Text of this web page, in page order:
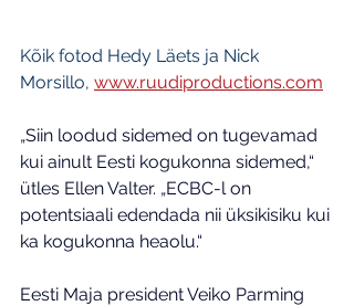
Kõik fotod Hedy Läets ja Nick
Morsillo, www.ruudiproductions.com
„Siin loodud sidemed on tugevamad
kui ainult Eesti kogukonna sidemed,“
ütles Ellen Valter. „ECBC-l on
potentsiaali edendada nii üksikisiku kui
ka kogukonna heaolu.“
Eesti Maja president Veiko Parming